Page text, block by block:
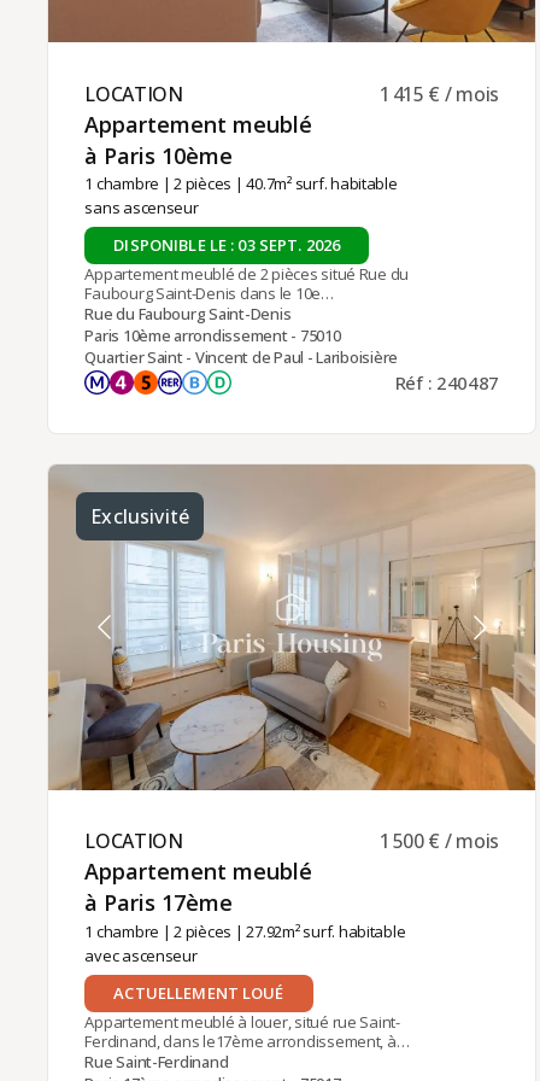
LOCATION ​
Appartement meublé
à Paris 10ème ​
1 chambre |2 pièces | 40.7m² surf. habitable
sans ascenseur
1 415 € / mois
DISPONIBLE LE : 03 SEPT. 2026
Appartement meublé de 2 pièces situé Rue du
Faubourg Saint-Denis dans le 10e
arrondissement de Paris, à proximité des
commerces, de la Gare du Nord (lignes 4 et 5, RER
B et D) et de la Gare de l'Est.Situé en rez-de-
chaussée d'un immeuble ancien, cet appartement
se compose de :- un séjour avec une cuisine
une chambre double,- une salle de douche avec
électriques.Location meublée disponible pour un
logement de fonction (bail société) ou résidence
secondaire (bail Code civil).Loyer mensuel : 1 415 €
charges comprises, dont 80 € de charges
communes.La gestion locative de cet
appartement est assurée par Paris‑Housing,
garantissant un accompagnement professionnel
et fiable tout au long de votre séjour.
Rue du Faubourg Saint-Denis
Paris 10ème arrondissement - 75010
Quartier Saint - Vincent de Paul - Lariboisière
Réf : 240487
Exclusivité
LOCATION ​
Appartement meublé
à Paris 17ème ​
1 chambre |2 pièces | 27.92m² surf. habitable
avec ascenseur
1 500 € / mois
ACTUELLEMENT LOUÉ
Appartement meublé à louer, situé rue Saint-
Ferdinand, dans le17ème arrondissement, à
proximité des stations Argentine (Ligne 1) et Porte
Rue Saint-Ferdinand